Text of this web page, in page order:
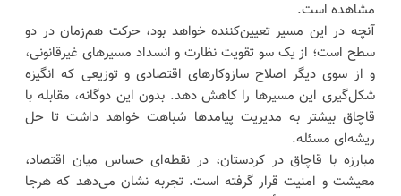
مشاهده است.
آنچه در این مسیر تعیین‌کننده خواهد بود، حرکت هم‌زمان در دو
سطح است؛ از یک سو تقویت نظارت و انسداد مسیرهای غیرقانونی،
و از سوی دیگر اصلاح سازوکارهای اقتصادی و توزیعی که انگیزه
شکل‌گیری این مسیرها را کاهش دهد. بدون این دوگانه، مقابله با
قاچاق بیشتر به مدیریت پیامدها شباهت خواهد داشت تا حل
ریشه‌ای مسئله.
مبارزه با قاچاق در کردستان، در نقطه‌ای حساس میان اقتصاد،
معیشت و امنیت قرار گرفته است. تجربه نشان می‌دهد که هرجا